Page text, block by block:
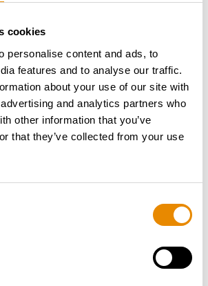
cookies
personalise content and ads, to
features and to analyse our traffic.
about your use of our site with
and analytics partners who
other information that you’ve
that they’ve collected from your use
32 t
70 m
41 m